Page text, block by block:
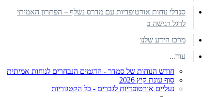
סנדלי נוחות אורטופדיות עם מדרס נשלף – הפתרון האמיתי
לרגל רגישה ב
מרכז הידע שלנו
עוד...
חודש הנוחות של סמדר - הדגמים הנבחרים לנוחות אמיתית
סוף עונת קיץ 2026
נעליים אורטופדיות לגברים - כל הקטגוריות